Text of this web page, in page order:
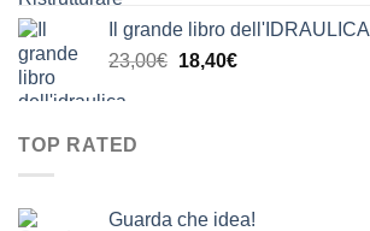
prezzo:
da
Il grande libro dell'IDRAULICA
23,00€ Il
18,40€Il
TOP RATED
Guarda che idea!